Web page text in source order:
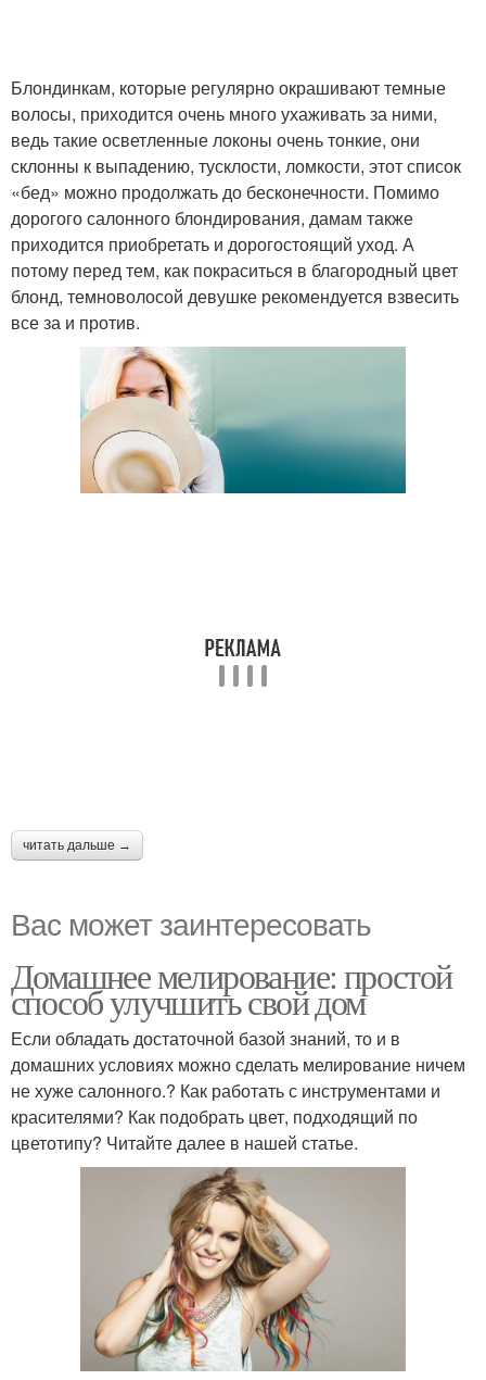
Блондинкам, которые регулярно окрашивают темные
волосы, приходится очень много ухаживать за ними,
ведь такие осветленные локоны очень тонкие, они
склонны к выпадению, тусклости, ломкости, этот список
«бед» можно продолжать до бесконечности. Помимо
дорогого салонного блондирования, дамам также
приходится приобретать и дорогостоящий уход. А
потому перед тем, как покраситься в благородный цвет
блонд, темноволосой девушке рекомендуется взвесить
все за и против.
читать дальше →
Вас может заинтересовать
Домашнее мелирование: простой
способ улучшить свой дом
Если обладать достаточной базой знаний, то и в
домашних условиях можно сделать мелирование ничем
не хуже салонного.? Как работать с инструментами и
красителями? Как подобрать цвет, подходящий по
цветотипу? Читайте далее в нашей статье.